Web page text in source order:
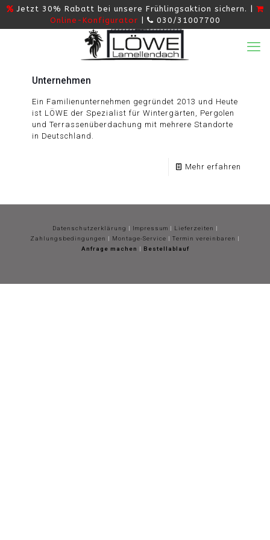
Jetzt 30% Rabatt bei unsere Frühlingsaktion sichern. |
Online-Konfigurator
030/31007700
Unternehmen
Ein Familienunternehmen gegründet 2013 und Heute
ist LÖWE der Spezialist für Wintergärten, Pergolen
und Terrassenüberdachung mit mehrere Standorte
in Deutschland.
Mehr erfahren
Datenschutzerklärung | Impressum | Lieferzeiten |
Zahlungsbedingungen | Montage-Service | Termin vereinbaren |
Anfrage machen | Bestellablauf